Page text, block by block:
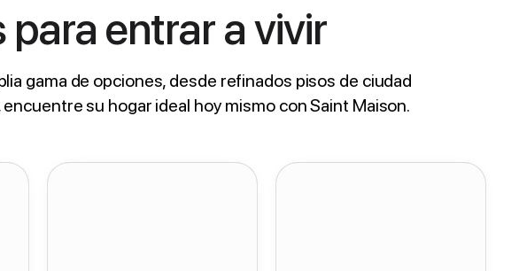
entrar a vivir
gama de opciones, desde refinados pisos de ciudad
su hogar ideal hoy mismo con Saint Maison.